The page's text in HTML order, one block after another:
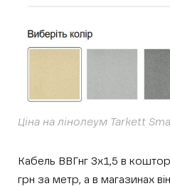
Ціна на лінолеум Tarkett
Кабель ВВГнг 3х1,5 в
грн за метр, а в магазинах